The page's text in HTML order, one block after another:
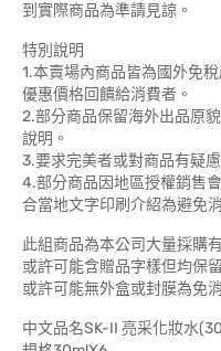
到實際商品為準請見諒。
特別說明
1.本賣場內商品皆為國外免
優惠價格回饋給消費者。
2.部分商品保留海外出品原
說明。
3.要求完美者或對商品有疑
4.部分商品因地區授權銷售
合當地文字印刷介紹為避免
此組商品為本公司大量採購
或許可能含贈品字樣但均保
或許可能無外盒或封膜為免
中文品名SK-II 亮采化妝水